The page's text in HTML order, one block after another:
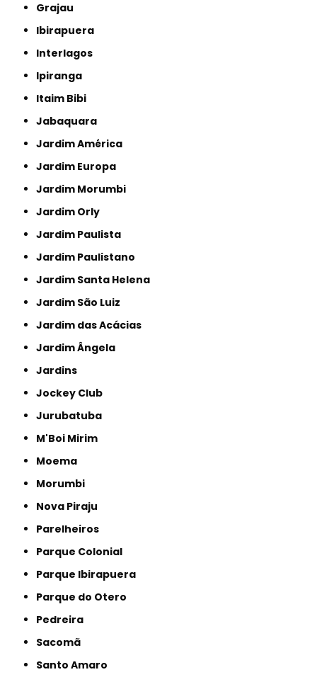
Grajau
Ibirapuera
Interlagos
Ipiranga
Itaim Bibi
Jabaquara
Jardim América
Jardim Europa
Jardim Morumbi
Jardim Orly
Jardim Paulista
Jardim Paulistano
Jardim Santa Helena
Jardim São Luiz
Jardim das Acácias
Jardim Ângela
Jardins
Jockey Club
Jurubatuba
M'Boi Mirim
Moema
Morumbi
Nova Piraju
Parelheiros
Parque Colonial
Parque Ibirapuera
Parque do Otero
Pedreira
Sacomã
Santo Amaro